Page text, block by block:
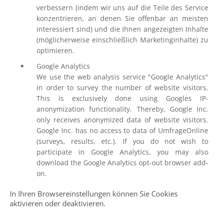
verbessern (indem wir uns auf die Teile des Service
konzentrieren, an denen Sie offenbar an meisten
interessiert sind) und die Ihnen angezeigten Inhalte
(möglicherweise einschließlich Marketinginhalte) zu
optimieren.
Google Analytics
We use the web analysis service "Google Analytics"
in order to survey the number of website visitors.
This is exclusively done using Googles IP-
anonymization functionality. Thereby, Google Inc.
only receives anonymized data of website visitors.
Google Inc. has no access to data of UmfrageOnline
(surveys, results, etc.). If you do not wish to
participate in Google Analytics, you may also
download the Google Analytics opt-out browser add-
on.
In Ihren Browsereinstellungen können Sie Cookies
aktivieren oder deaktivieren.